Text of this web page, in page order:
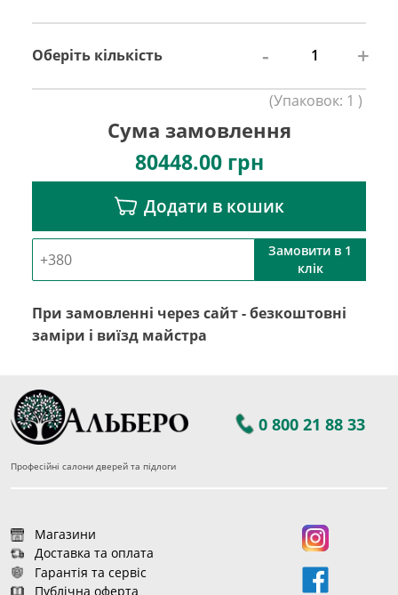
Оберіть кількість - +
(Упаковок: 1 )
Сума замовлення
80448.00грн
Додати в кошик
Замовити в 1
клік
При замовленні через сайт - безкоштовні
заміри і виїзд майстра
0 800 21 88 33
Професійні салони дверей та підлоги
Магазини
Доставка та оплата
Гарантія та сервіс
Публічна оферта